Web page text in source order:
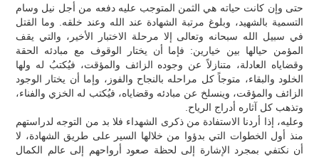
حتى وإن كانت حياته هي الثمن المتوجب عليه دفعه من أجل نيل وسام
التسمية بالشهيد، وبلوغ مرتبة الشهادة عند الله وعند خلقه. وما القتل
في سبيل الله سبحانه وتعالى إلا مرحلة الاختبار الأخير، والتي يقف
المؤمن حيالها بين خيارين: فإما أن يختار الوقوف مع مبادئه الحقة
وقضاياه العادلة، متنازلاً عن وجوده الزائف والمؤقت، فيُكتبُ له ولها
الخلود والبقاء، متوجاً كل مراحله بالنجاح والفوز، وإما أن يختار الوجود
الزائف والمؤقت، وينسلخ عن مبادئه وقضاياه، فيُكتب له الخزي والفناء،
وتذهب كل آثاره أدراج الرياح.
وعليه، إذا أردنا الاستفادة من ذكرى الشهداء فلا بد من التوجه لدراستهم
منذ أول الخطوات التي بدؤوا من خلالها السير على طريق الشهادة، لا
أن نكتفي بمجرد الإشارة إلى لحظة صعود أرواحهم إلى عالم الكمال